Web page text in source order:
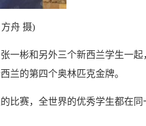
舟 摄)
一彬和另外三个新西兰学生一起
兰的第四个奥林匹克金牌。
比赛，全世界的优秀学生都在同